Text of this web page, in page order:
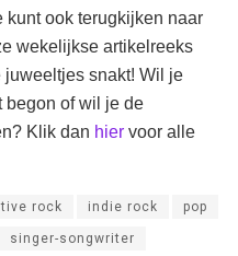
kunt ook terugkijken naar
wekelijkse artikelreeks
snakt! Wil je
begon of wil je de
Klik dan hier voor alle
rock indie rock pop
singer-songwriter